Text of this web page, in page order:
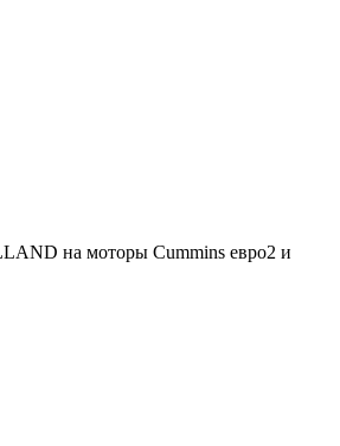
на моторы Cummins евро2 и